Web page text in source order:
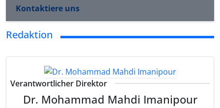
Kontaktiere uns
Redaktion
Verantwortlicher Direktor
Dr. Mohammad Mahdi Imanipour